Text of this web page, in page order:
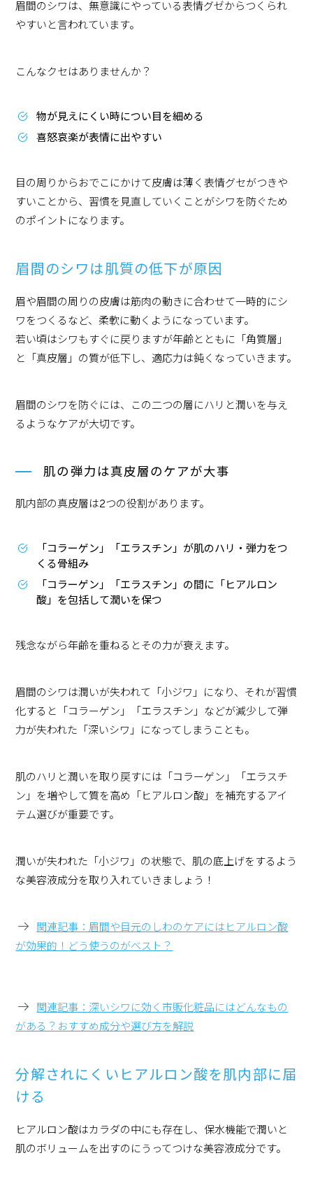
眉間のシワは、無意識にやっている表情グゼからつくられ
やすいと言われています。
こんなクセはありませんか？
物が見えにくい時につい目を細める
喜怒哀楽が表情に出やすい
目の周りからおでこにかけて皮膚は薄く表情グセがつきや
すいことから、習慣を見直していくことがシワを防ぐため
のポイントになります。
眉間のシワは肌質の低下が原因
眉や眉間の周りの皮膚は筋肉の動きに合わせて一時的にシ
ワをつくるなど、柔軟に動くようになっています。
若い頃はシワもすぐに戻りますが年齢とともに「角質層」
と「真皮層」の質が低下し、適応力は鈍くなっていきます。
眉間のシワを防ぐには、この二つの層にハリと潤いを与え
るようなケアが大切です。
肌の弾力は真皮層のケアが大事
肌内部の真皮層は2つの役割があります。
「コラーゲン」「エラスチン」が肌のハリ・弾力をつ
くる骨組み
「コラーゲン」「エラスチン」の間に「ヒアルロン
酸」を包括して潤いを保つ
残念ながら年齢を重ねるとその力が衰えます。
眉間のシワは潤いが失われて「小ジワ」になり、それが習慣
化すると「コラーゲン」「エラスチン」などが減少して弾
力が失われた「深いシワ」になってしまうことも。
肌のハリと潤いを取り戻すには「コラーゲン」「エラスチ
ン」を増やして質を高め「ヒアルロン酸」を補充するアイ
テム選びが重要です。
潤いが失われた「小ジワ」の状態で、肌の底上げをするよう
な美容液成分を取り入れていきましょう！
関連記事：眉間や目元のしわのケアにはヒアルロン酸
が効果的！どう使うのがベスト？
関連記事：深いシワに効く市販化粧品にはどんなもの
がある？おすすめ成分や選び方を解説
分解されにくいヒアルロン酸を肌内部に届
ける
ヒアルロン酸はカラダの中にも存在し、保水機能で潤いと
肌のボリュームを出すのにうってつけな美容液成分です。